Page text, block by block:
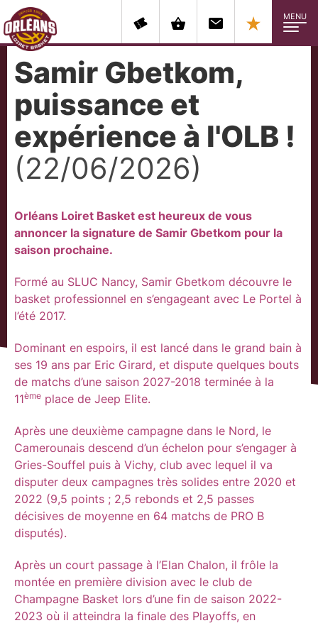
MENU
Samir Gbetkom,
puissance et
expérience à l'OLB !
(22/06/2026)
Orléans Loiret Basket est heureux de vous
annoncer la signature de Samir Gbetkom pour la
saison prochaine.
Formé au SLUC Nancy, Samir Gbetkom découvre le
basket professionnel en s’engageant avec Le Portel à
l’été 2017.
Dominant en espoirs, il est lancé dans le grand bain à
ses 19 ans par Eric Girard, et dispute quelques bouts
de matchs d’une saison 2027-2018 terminée à la
11ème place de Jeep Elite.
Après une deuxième campagne dans le Nord, le
Camerounais descend d’un échelon pour s’engager à
Gries-Souffel puis à Vichy, club avec lequel il va
disputer deux campagnes très solides entre 2020 et
2022 (9,5 points ; 2,5 rebonds et 2,5 passes
décisives de moyenne en 64 matchs de PRO B
disputés).
Après un court passage à l’Elan Chalon, il frôle la
montée en première division avec le club de
Champagne Basket lors d’une fin de saison 2022-
2023 où il atteindra la finale des Playoffs, en